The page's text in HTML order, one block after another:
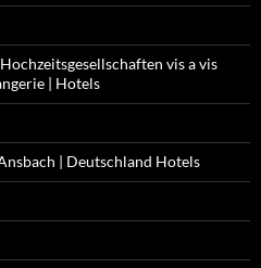
vis a vis
| Hotels
| Deutschland Hotels